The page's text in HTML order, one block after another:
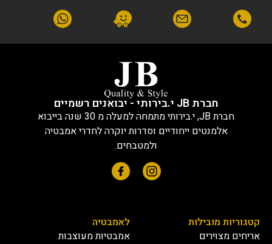
חברת JB י.בירותי - יבואנים רשמיים
חברת JB, י.בירותי מתמחה למעלה מ 30 שנה בייבוא
אלמנטים ייחודיים וסדרות יוקרה לחדרי אמבטיה
ולמטבחים.
קטגוריות מובילות
אריחים מצוירים
לאמבטיה
אמבטיות מעוצבות